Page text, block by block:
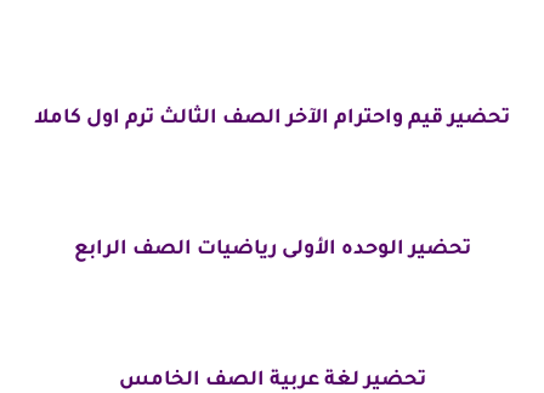
تحضير قيم واحترام الآخر الصف الثالث ترم اول كاملا
تحضير الوحده الأولى رياضيات الصف الرابع
تحضير لغة عربية الصف الخامس